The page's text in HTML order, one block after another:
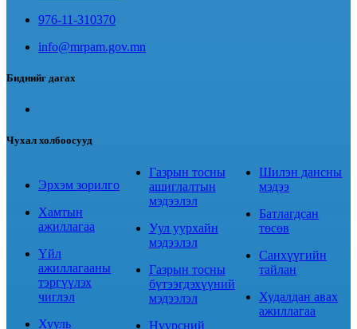
976-11-310370
info@mrpam.gov.mn
Биднийг дагах
Чухал холбоосууд
Эрхэм зорилго
Хамтын
ажиллагаа
Үйл
ажиллагааны
тэргүүлэх
чиглэл
Хууль
Газрын тосны
ашиглалтын
мэдээлэл
Уул уурхайн
мэдээлэл
Газрын тосны
бүтээгдэхүүний
мэдээлэл
Нүүрсний
Шилэн дансны
мэдээ
Батлагдсан
төсөв
Санхүүгийн
тайлан
Худалдан авах
ажиллагаа